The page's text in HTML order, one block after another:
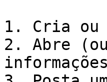
1. Cria
2. Abre